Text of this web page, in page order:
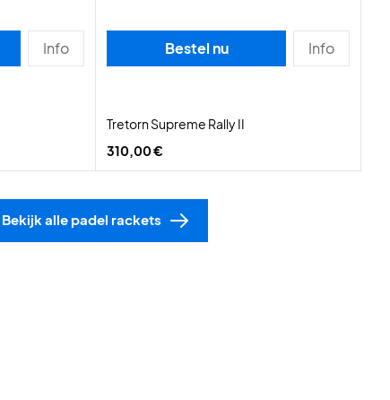
Info Bestel nu Info
Tretorn Supreme Rally II
310,00 €
Bekijk alle padel rackets